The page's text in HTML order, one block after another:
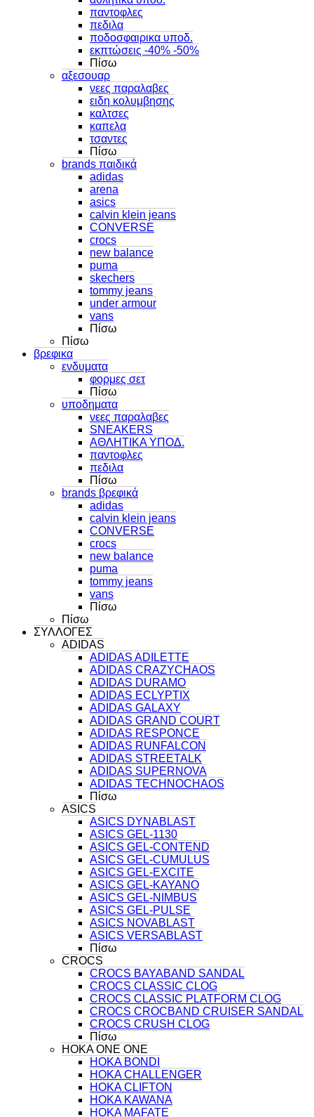
παντοφλες
πεδιλα
ποδοσφαιρικα υποδ.
εκπτώσεις -40% -50%
Πίσω
αξεσουαρ
νεες παραλαβες
ειδη κολυμβησης
καλτσες
καπελα
τσαντες
Πίσω
brands παιδικά
adidas
arena
asics
calvin klein jeans
CONVERSE
crocs
new balance
puma
skechers
tommy jeans
under armour
vans
Πίσω
Πίσω
βρεφικα
ενδυματα
φορμες σετ
Πίσω
υποδηματα
νεες παραλαβες
SNEAKERS
ΑΘΛΗΤΙΚΑ ΥΠΟΔ.
παντοφλες
πεδιλα
Πίσω
brands βρεφικά
adidas
calvin klein jeans
CONVERSE
crocs
new balance
puma
tommy jeans
vans
Πίσω
Πίσω
ΣΥΛΛΟΓΕΣ
ADIDAS
ADIDAS ADILETTE
ADIDAS CRAZYCHAOS
ADIDAS DURAMO
ADIDAS ECLYPTIX
ADIDAS GALAXY
ADIDAS GRAND COURT
ADIDAS RESPONCE
ADIDAS RUNFALCON
ADIDAS STREETALK
ADIDAS SUPERNOVA
ADIDAS TECHNOCHAOS
Πίσω
ASICS
ASICS DYNABLAST
ASICS GEL-1130
ASICS GEL-CONTEND
ASICS GEL-CUMULUS
ASICS GEL-EXCITE
ASICS GEL-KAYANO
ASICS GEL-NIMBUS
ASICS GEL-PULSE
ASICS NOVABLAST
ASICS VERSABLAST
Πίσω
CROCS
CROCS BAYABAND SANDAL
CROCS CLASSIC CLOG
CROCS CLASSIC PLATFORM CLOG
CROCS CROCBAND CRUISER SANDAL
CROCS CRUSH CLOG
Πίσω
HOKA ONE ONE
HOKA BONDI
HOKA CHALLENGER
HOKA CLIFTON
HOKA KAWANA
HOKA MAFATE